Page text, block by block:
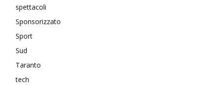
spettacoli
Sponsorizzato
Sport
Sud
Taranto
tech